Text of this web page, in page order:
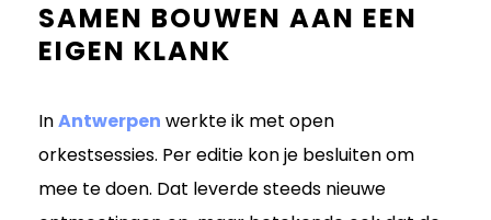
SAMEN BOUWEN AAN EEN
EIGEN KLANK
InAntwerpen werkte ik met open
orkestsessies. Per editie kon je besluiten om
mee te doen. Dat leverde steeds nieuwe